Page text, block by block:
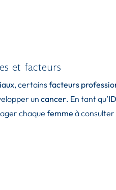
et facteurs
, certainsfacteurs
uncancer. En tant qu’
chaquefemme à